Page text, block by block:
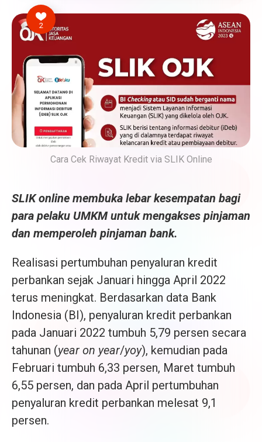
2
Cara Cek Riwayat Kredit via SLIK Online
SLIK online membuka lebar kesempatan bagi
para pelaku UMKM untuk mengakses pinjaman
dan memperoleh pinjaman bank.
Realisasi pertumbuhan penyaluran kredit
perbankan sejak Januari hingga April 2022
terus meningkat. Berdasarkan data Bank
Indonesia (BI), penyaluran kredit perbankan
pada Januari 2022 tumbuh 5,79 persen secara
tahunan (year on year/yoy), kemudian pada
Februari tumbuh 6,33 persen, Maret tumbuh
6,55 persen, dan pada April pertumbuhan
penyaluran kredit perbankan melesat 9,1
persen.